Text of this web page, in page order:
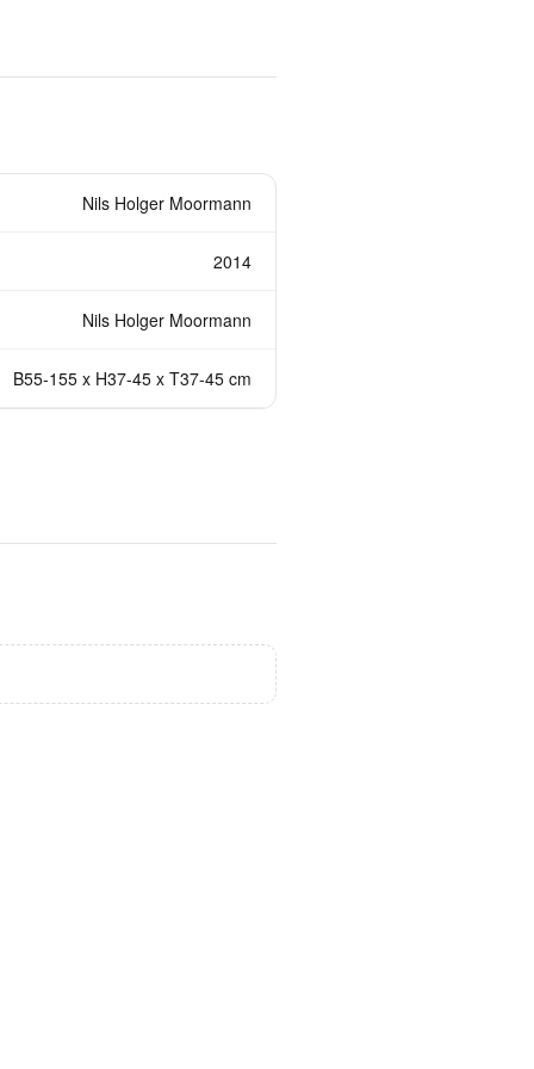
Nils Holger Moormann
2014
Nils Holger Moormann
B55-155 x H37-45 x T37-45 cm